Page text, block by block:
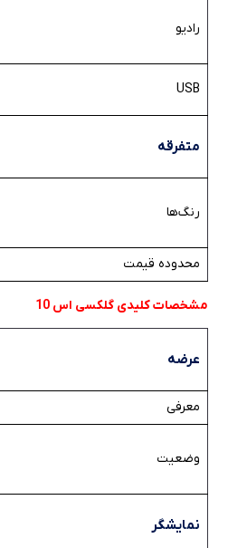
رادیو
USB
متفرقه
رنگ‌ها
محدوده قیمت
مشخصات کلیدی گلکسی اس 10
عرضه
معرفی
وضعیت
نمایشگر